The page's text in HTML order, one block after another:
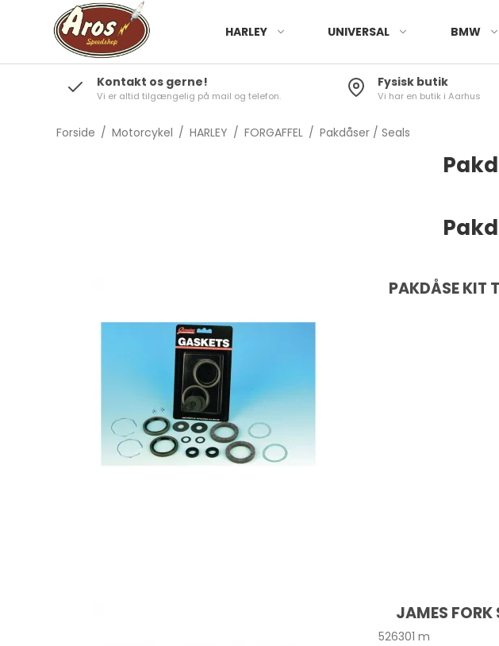
HARLEY UNIVERSAL BMW
Kontakt os gerne!
Vi er altid tilgængelig på mail og telefon.
Fysisk butik
Vi har en butik i Aarhus
Forside / Motorcykel / HARLEY / FORGAFFEL / Pakdåser / Seals
PAKDÅSE KIT
JAMES FORK
526301 m